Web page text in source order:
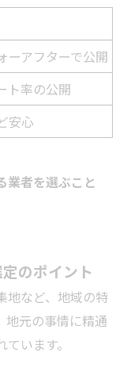
ーアフターで公開
ト率の公開
安心
業者を選ぶこと
のポイント
地など、地域の特
地元の事情に精通
います。